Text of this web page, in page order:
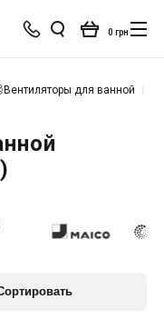
0 грн
для ванной